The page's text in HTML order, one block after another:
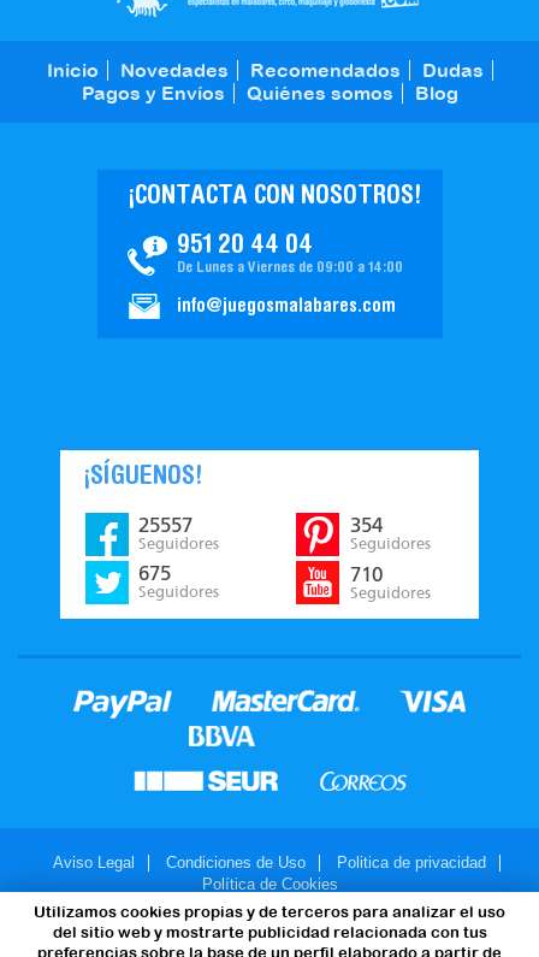
Utilizamos cookies propias y de terceros para analizar el uso
del sitio web y mostrarte publicidad relacionada con tus
preferencias sobre la base de un perfil elaborado a partir de
Inicio Novedades Recomendados
Dudas
Pagos y Envíos
Quiénes somos Blog
951 20 44 04
¡CONTACTA CON NOSOTROS!
De Lunes a Viernes de 09:00 a 14:00
info@juegosmalabares.com
¡SÍGUENOS!
25557
Seguidores
675
Seguidores
354
Seguidores
710
Seguidores
Aviso Legal Condiciones de Uso
Politica de privacidad
Política de Cookies
© 2007-2026 - JuegosMalabares.com